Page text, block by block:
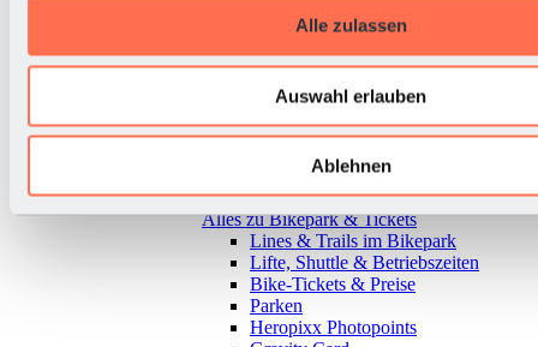
Alle zulassen
Auswahl erlauben
Ablehnen
Zurück
Alles zu Bikepark & Tickets
Lines & Trails im Bikepark
Lifte, Shuttle & Betriebszeiten
Bike-Tickets & Preise
Parken
Heropixx Photopoints